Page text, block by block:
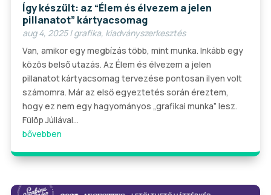
Így készült: az “Élem és élvezem a jelen
pillanatot” kártyacsomag
aug 4, 2025|grafika, kiadványszerkesztés
Van, amikor egy megbízás több, mint munka. Inkább egy
közös belső utazás. Az Élem és élvezem a jelen
pillanatot kártyacsomag tervezése pontosan ilyen volt
számomra. Már az első egyeztetés során éreztem,
hogy ez nem egy hagyományos „grafikai munka” lesz.
Fülöp Júliával...
bővebben